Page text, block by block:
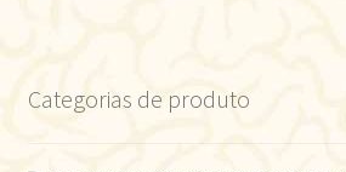
Categorias de produto